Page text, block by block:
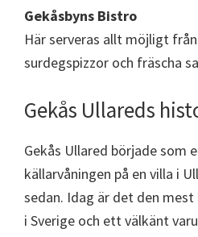
Gekåsbyns Bistro
Här serveras allt möjligt
surdegspizzor och fräscha
Gekås Ullareds
Gekås Ullared började som
källarvåningen på en villa i
sedan. Idag är det den
i Sverige och ett välkänt